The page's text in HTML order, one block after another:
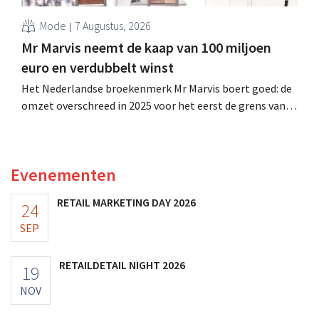
Mode 7 Augustus, 2026
Mr Marvis neemt de kaap van 100 miljoen
euro en verdubbelt winst
Het Nederlandse broekenmerk Mr Marvis boert goed: de
omzet overschreed in 2025 voor het eerst de grens van
Evenementen
24
SEP
RETAIL MARKETING DAY 2026
19
NOV
RETAILDETAIL NIGHT 2026